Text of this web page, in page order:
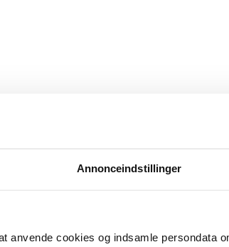
Annonceindstillinger
anvende cookies og indsamle persondata